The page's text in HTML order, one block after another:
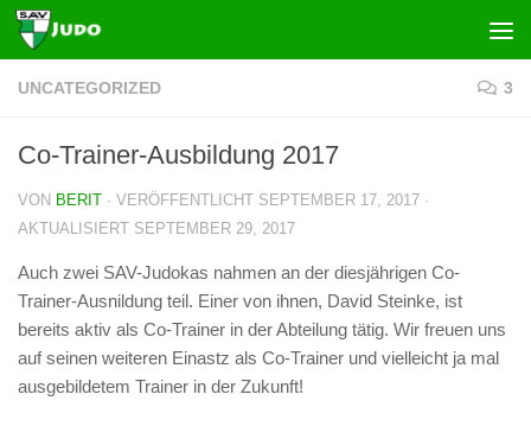
Zum Inhalt springen
UNCATEGORIZED 3
Co-Trainer-Ausbildung 2017
VON BERIT · VERÖFFENTLICHT SEPTEMBER 17, 2017 ·
AKTUALISIERT SEPTEMBER 29, 2017
Auch zwei SAV-Judokas nahmen an der diesjährigen Co-
Trainer-Ausnildung teil. Einer von ihnen, David Steinke, ist
bereits aktiv als Co-Trainer in der Abteilung tätig. Wir freuen uns
auf seinen weiteren Einastz als Co-Trainer und vielleicht ja mal
ausgebildetem Trainer in der Zukunft!